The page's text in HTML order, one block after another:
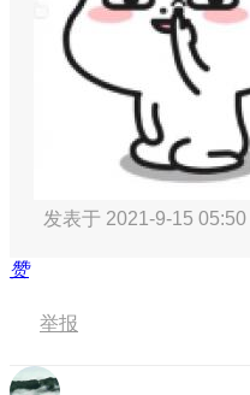
发表于 2021-9-15 05:50
赞
举报